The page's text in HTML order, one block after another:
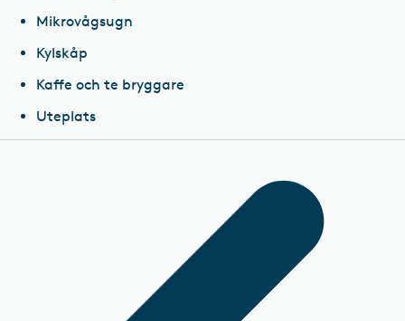
Mikrovågsugn
Kylskåp
Kaffe och te bryggare
Uteplats